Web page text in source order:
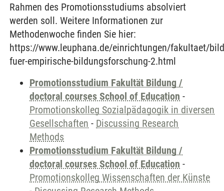
Rahmen des Promotionsstudiums absolviert
werden soll. Weitere Informationen zur
Methodenwoche finden Sie hier:
https://www.leuphana.de/einrichtungen/fakultaet/
fuer-empirische-bildungsforschung-2.html
Promotionsstudium Fakultät Bildung /
doctoral courses School of Education -
Promotionskolleg Sozialpädagogik in diversen
Gesellschaften - Discussing Research
Methods
Promotionsstudium Fakultät Bildung /
doctoral courses School of Education -
Promotionskolleg Wissenschaften der Künste